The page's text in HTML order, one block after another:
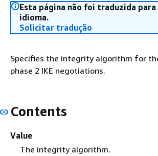
Esta página não foi traduzida para
idioma.
Solicitar tradução
Specifies the integrity algorithm for
phase 2 IKE negotiations.
Contents
Value
The integrity algorithm.